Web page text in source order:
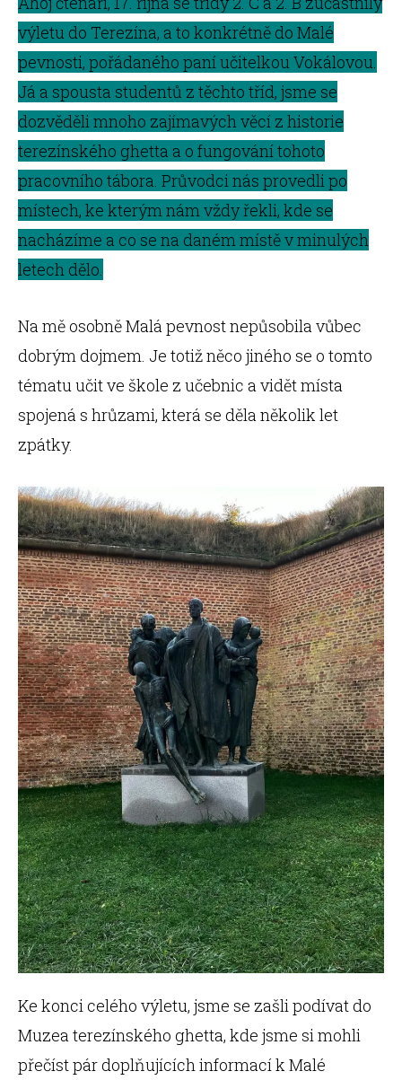
výletu do Terezína, a to konkrétně do Malé
pevnosti, pořádaného paní učitelkou Vokálovou.
Já a spousta studentů z těchto tříd, jsme se
dozvěděli mnoho zajímavých věcí z historie
terezínského ghetta a o fungování tohoto
pracovního tábora. Průvodci nás provedli po
místech, ke kterým nám vždy řekli, kde se
nacházíme a co se na daném místě v minulých
letech dělo.
Na mě osobně Malá pevnost nepůsobila vůbec
dobrým dojmem. Je totiž něco jiného se o tomto
tématu učit ve škole z učebnic a vidět místa
spojená s hrůzami, která se děla několik let
zpátky.
Ke konci celého výletu, jsme se zašli podívat do
Muzea terezínského ghetta, kde jsme si mohli
přečíst pár doplňujících informací k Malé